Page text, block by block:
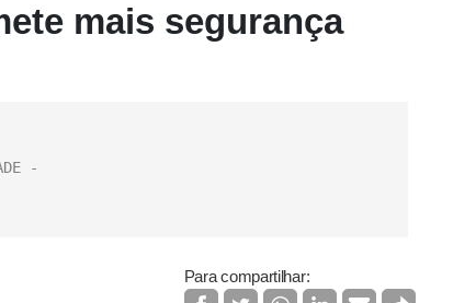
mais segurança
Para compartilhar: